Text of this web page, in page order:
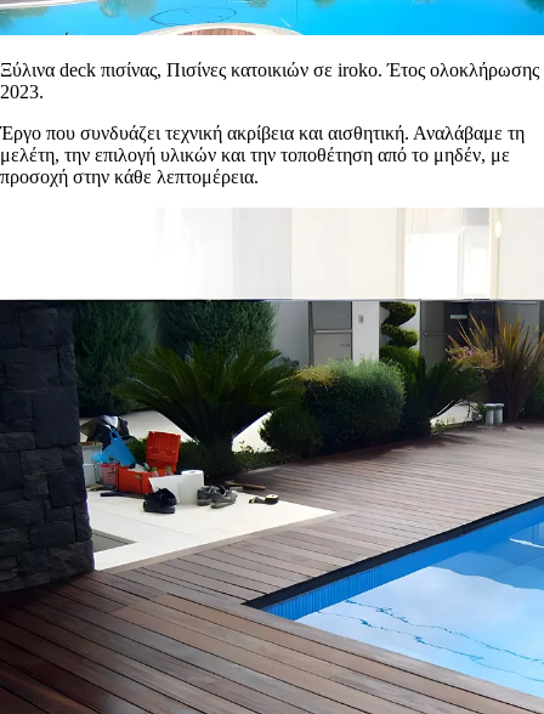
Ξύλινα deck πισίνας, Πισίνες κατοικιών σε iroko. Έτος ολοκλήρωσης
2023.
Έργο που συνδυάζει τεχνική ακρίβεια και αισθητική. Αναλάβαμε τη
μελέτη, την επιλογή υλικών και την τοποθέτηση από το μηδέν, με
προσοχή στην κάθε λεπτομέρεια.